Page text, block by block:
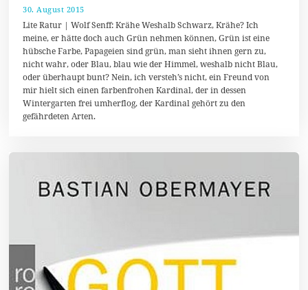
30. August 2015
.
A
u
g
s
t
2
1
Lite Ratur | Wolf Senff: Krähe Weshalb Schwarz, Krähe? Ich
meine, er hätte doch auch Grün nehmen können, Grün ist eine
hübsche Farbe, Papageien sind grün, man sieht ihnen gern zu,
nicht wahr, oder Blau, blau wie der Himmel, weshalb nicht Blau,
oder überhaupt bunt? Nein, ich versteh’s nicht, ein Freund von
mir hielt sich einen farbenfrohen Kardinal, der in dessen
Wintergarten frei umherflog, der Kardinal gehört zu den
gefährdeten Arten.